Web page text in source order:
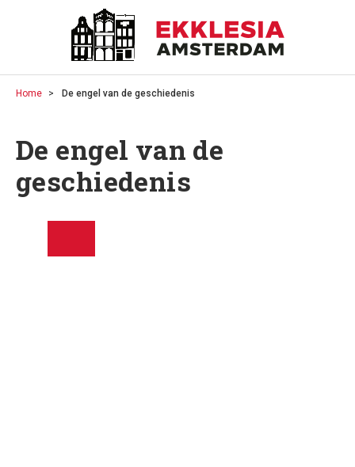
Home De engel van de geschiedenis
De engel van de
geschiedenis